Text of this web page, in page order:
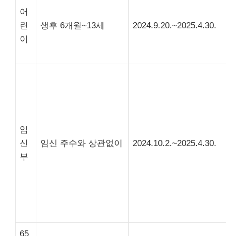
어
린
이
생후 6개월~13세 2024.9.20.~2025.4.30.
임
신
부
임신 주수와 상관없이 2024.10.2.~2025.4.30.
65